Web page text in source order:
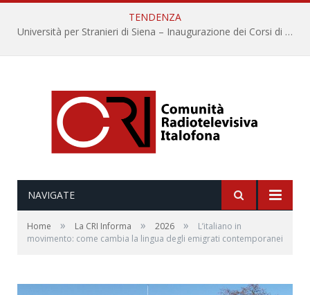
TENDENZA
Università per Stranieri di Siena – Inaugurazione dei Corsi di Lingua e Cultura Italiana, 109a annata
NAVIGATE
Home » La CRI Informa » 2026 »
L’italiano in
movimento: come cambia la lingua degli emigrati contemporanei